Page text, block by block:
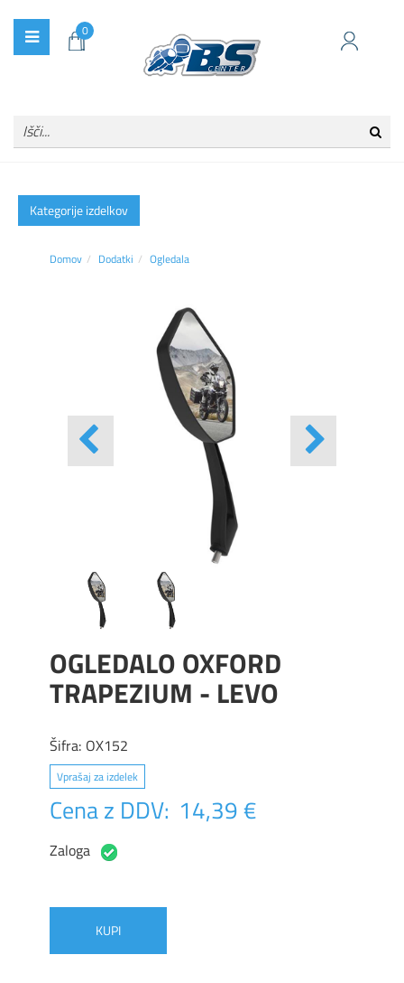
0
Kategorije izdelkov
Domov Dodatki Ogledala
OGLEDALO OXFORD
TRAPEZIUM - LEVO
Šifra: OX152
Vprašaj za izdelek
Cena z DDV: 14,39 €
Zaloga
KUPI